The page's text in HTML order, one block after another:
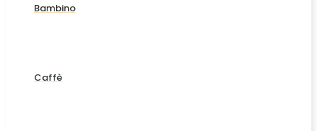
Bambino
Caffè